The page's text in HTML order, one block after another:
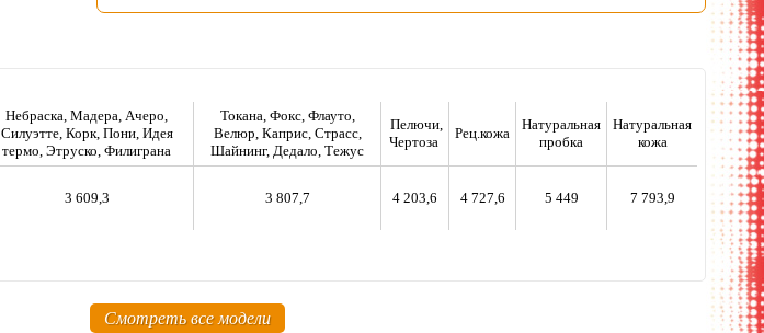
Небраска, Мадера, Ачеро,
Силуэтте, Корк, Пони, Идея
термо, Этруско, Филиграна
Токана, Фокс, Флауто,
Велюр, Каприс, Страсс,
Шайнинг, Дедало, Тежус
Пелючи,
Чертоза
Рец.кожа
Натуральная
пробка
Натуральная
кожа
3 609,3 3 807,7 4 203,6 4 727,6 5 449 7 793,9
Смотреть все модели